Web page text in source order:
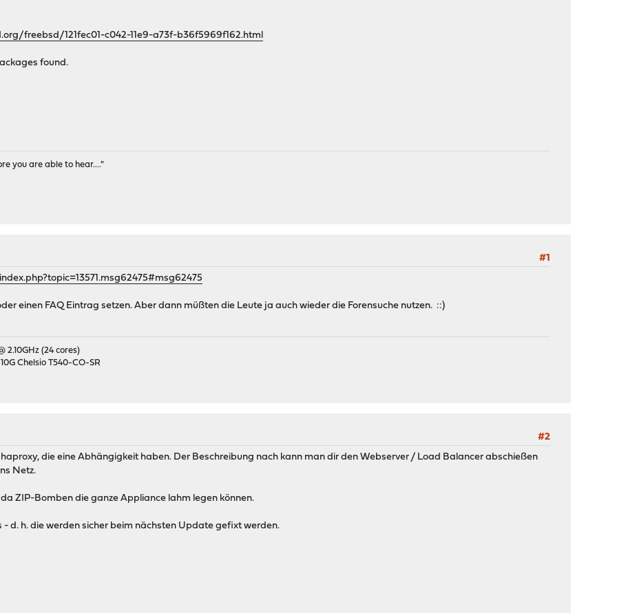
freebsd/121fec01-c042-11e9-a73f-b36f5969f162.html
found.
you are able to hear...."
#1
einen FAQ Eintrag setzen. Aber dann müßten die Leute ja auch wieder die Forensuche nutzen. ::)
2.10GHz (24 cores)
Chelsio T540-CO-SR
#2
die eine Abhängigkeit haben. Der Beschreibung nach kann man dir den Webserver / Load Balancer abschießen
Netz.
ZIP-Bomben die ganze Appliance lahm legen können.
- d. h. die werden sicher beim nächsten Update gefixt werden.